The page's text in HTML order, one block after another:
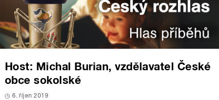
Host: Michal Burian, vzdělavatel České
obce sokolské
6. říjen 2019